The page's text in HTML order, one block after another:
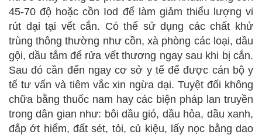
45-70 độ hoặc cồn Iod để làm giảm thiểu lượng vi
rút dại tại vết cắn. Có thể sử dụng các chất khử
trùng thông thường như cồn, xà phòng các loại, dầu
gội, dầu tắm để rửa vết thương ngay sau khi bị cắn.
Sau đó cần đến ngay cơ sở y tế để được cán bộ y
tế tư vấn và tiêm vắc xin ngừa dại. Tuyệt đối không
chữa bằng thuốc nam hay các biện pháp lan truyền
trong dân gian như: bôi dầu gió, dầu hỏa, dầu xanh,
đắp ớt hiểm, đất sét, tỏi, củ kiệu, lấy nọc bằng dao